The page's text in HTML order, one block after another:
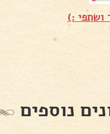
ושתפי :)
נוספים